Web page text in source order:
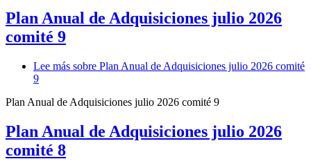
Plan Anual de Adquisiciones julio 2026
comité 9
Lee más sobre Plan Anual de Adquisiciones julio 2026 comité
9
Plan Anual de Adquisiciones julio 2026 comité 9
Plan Anual de Adquisiciones julio 2026
comité 8